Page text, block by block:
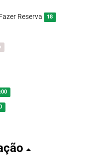
Reserva 18